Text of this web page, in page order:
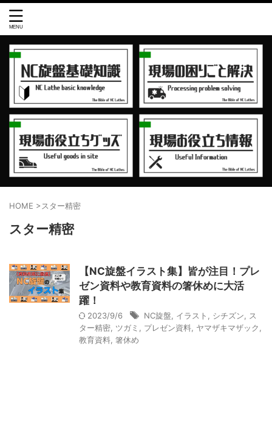
HOME >スター精密
スター精密
【NC旋盤イラスト集】皆が注目！プレ
ゼン資料や教育資料の箸休めに大活
躍！
2023/9/6 NC旋盤, イラスト , シチズン, ス
ター精密, ツガミ , プレゼン資料, ヤマザキマザック,
教育資料, 箸休め